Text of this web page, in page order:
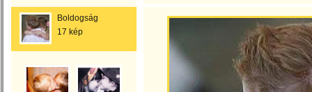
Boldogság
17 kép